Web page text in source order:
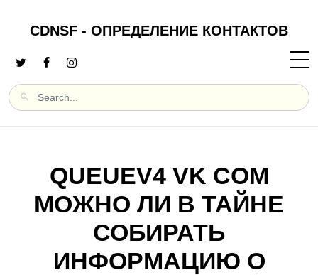
CDNSF - ОПРЕДЕЛЕНИЕ КОНТАКТОВ
QUEUEV4 VK COM
МОЖНО ЛИ В ТАЙНЕ
СОБИРАТЬ
ИНФОРМАЦИЮ О